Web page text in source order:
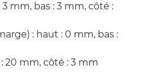
mm, bas : 3 mm, côté :
: haut : 0 mm, bas :
20 mm, côté : 3 mm